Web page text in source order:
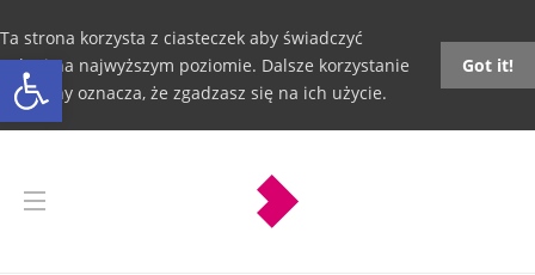
Otwórz pasek narzędzi
Ta strona korzysta z ciasteczek aby świadczyć
usługi na najwyższym poziomie. Dalsze korzystanie
ze strony oznacza, że zgadzasz się na ich użycie.
Got it!